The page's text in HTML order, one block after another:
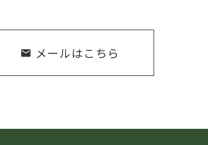
メールはこちら